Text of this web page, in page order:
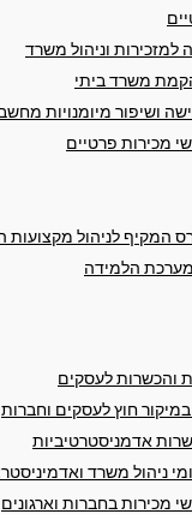
למזכירות וניהול משרד
משרד ביתי
ושיפור מיומנויות
מכירות פרטיים
המקיף לניהול מקצועות
הלמידה
והכשרות לעסקים
חוץ לעסקים וחברות
אדמניסטרטיביות
ניהול משרד
מכירות בחברות וארגונים